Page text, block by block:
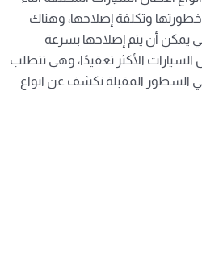
وتكلفة إصلاحها، وهناك
يمكن أن يتم إصلاحها بسرعة
الأكثر تعقيدًا، وهي تتطلب
المقبلة نكشف عن انواع